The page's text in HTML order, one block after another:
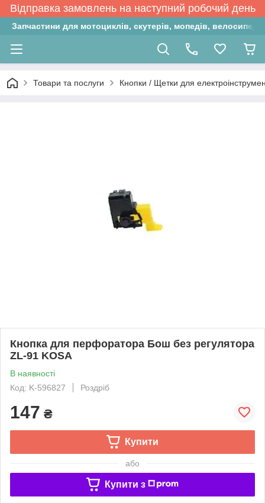
Відправка замовлень на наступний робочий день
Запчастини для мотоциклів, скутерів, мопедів,
Товари та послуги Кнопки / Щетки для
Кнопка для перфоратора Бош без регулятора
ZL-91 KOSA
В наявності
Код: K-596827
Роздріб
147 ₴
Купити
або
Купити з